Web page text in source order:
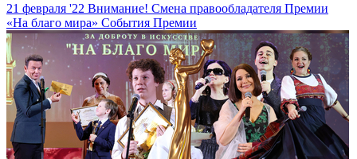
21 февраля '22 Внимание! Смена правообладателя Премии
«На благо мира» События Премии